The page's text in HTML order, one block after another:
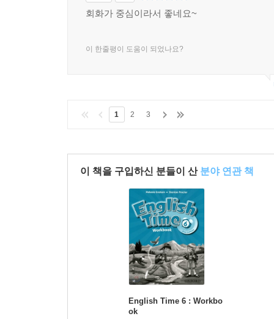
회화가 중심이라서 좋네요~
이 한줄평이 도움이 되었나요?
1 2 3
이 책을 구입하신 분들이 산 분야 연관 책
English Time 6 : Workbo
ok